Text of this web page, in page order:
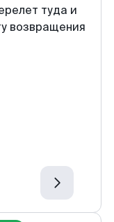
туда и
возвращения